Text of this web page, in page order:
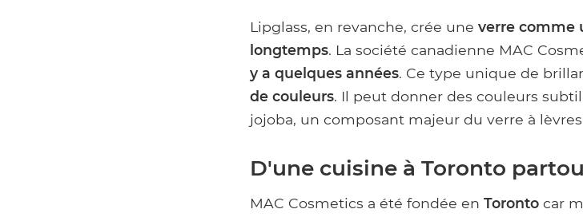
Lipglass, en revanche, crée une verre comme
longtemps. La société canadienne MAC
y a quelques années. Ce type unique de
de couleurs. Il peut donner des couleurs
jojoba, un composant majeur du verre à
D'une cuisine à Toronto
MAC Cosmetics a été fondée en Toronto car